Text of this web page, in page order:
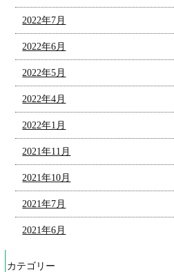
2022年7月
2022年6月
2022年5月
2022年4月
2022年1月
2021年11月
2021年10月
2021年7月
2021年6月
カテゴリー